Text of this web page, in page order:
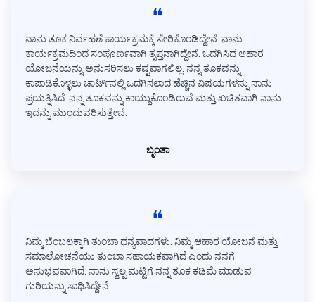
❝
ನಾನು ತೂಕ ನಿರ್ವಹಣೆ ಕಾರ್ಯಕ್ರಮಕ್ಕೆ ಸೇರಿಕೊಂಡಿದ್ದೇನೆ. ನಾನು
ಕಾರ್ಯಕ್ರಮದಿಂದ ಸಂಪೂರ್ಣವಾಗಿ ತೃಪ್ತನಾಗಿದ್ದೇನೆ. ಒದಗಿಸಿದ ಆಹಾರ
ಯೋಜನೆಯನ್ನು ಅನುಸರಿಸಲು ಕಷ್ಟವಾಗಲಿಲ್ಲ. ನನ್ನ ತೂಕವನ್ನು
ಕಾಪಾಡಿಕೊಳ್ಳಲು ಚಾರ್ಟ್‌ನಲ್ಲಿ ಒದಗಿಸಲಾದ ಹೆಚ್ಚಿನ ವಿಷಯಗಳನ್ನು ನಾನು
ಪ್ರಯತ್ನಿಸಿದೆ. ನನ್ನ ತೂಕವನ್ನು ಕಾಯ್ದುಕೊಂಡಿರುವೆ ಮತ್ತು ಖಚಿತವಾಗಿ ನಾನು
ಇದನ್ನು ಮುಂದುವರಿಸುತ್ತೇಬೆ.
ಬೃಂತಾ
❝
ನಿಮ್ಮ ಬೆಂಬಲಕ್ಕಾಗಿ ತುಂಬಾ ಧನ್ಯವಾದಗಳು. ನಿಮ್ಮ ಆಹಾರ ಯೋಜನೆ ಮತ್ತು
ಸಮಾಲೋಚನೆಯು ತುಂಬಾ ಸಹಾಯಕವಾಗಿದೆ ಎಂದು ನನಗೆ
ಅನುಭವವಾಗಿದೆ. ನಾನು ಸ್ವಲ್ಪ ಮಟ್ಟಿಗೆ ನನ್ನ ತೂಕ ಕಡಿಮೆ ಮಾಡುವ
ಗುರಿಯನ್ನು ಸಾಧಿಸಿದ್ದೇನೆ.